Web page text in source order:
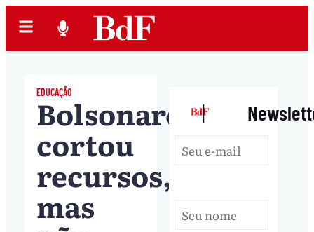
EDUCAÇÃO
Bolsonaro
cortou
recursos,
mas
|